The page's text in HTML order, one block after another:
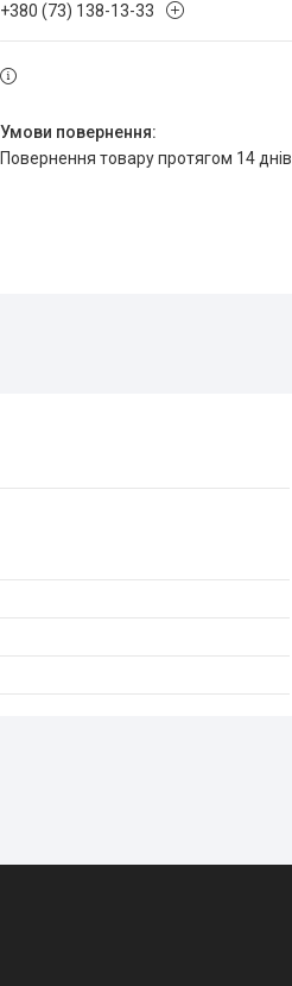
+380 (73) 138-13-33
повернення товару протягом 14 днів